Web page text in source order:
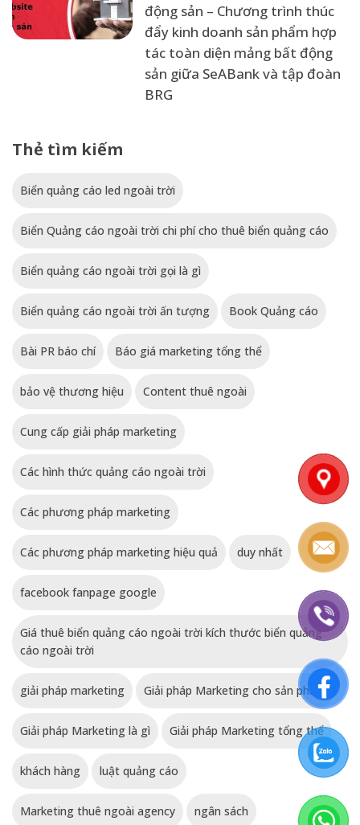
động sản – Chương trình thúc
đẩy kinh doanh sản phẩm hợp
tác toàn diện mảng bất động
sản giữa SeABank và tập đoàn
BRG
Thẻ tìm kiếm
Biển quảng cáo led ngoài trời
Biển Quảng cáo ngoài trời chi phí cho thuê biển quảng cáo
Biển quảng cáo ngoài trời gọi là gì
Biển quảng cáo ngoài trời ấn tượng Book Quảng cáo
Bài PR báo chí Báo giá marketing tổng thể
bảo vệ thương hiệu Content thuê ngoài
Cung cấp giải pháp marketing
Các hình thức quảng cáo ngoài trời
Các phương pháp marketing
Các phương pháp marketing hiệu quả duy nhất
facebook fanpage google
Giá thuê biển quảng cáo ngoài trời kích thước biển quảng
cáo ngoài trời
giải pháp marketing Giải pháp Marketing cho sản phẩm
Giải pháp Marketing là gì Giải pháp Marketing tổng thể
khách hàng luật quảng cáo
Marketing thuê ngoài agency ngân sách